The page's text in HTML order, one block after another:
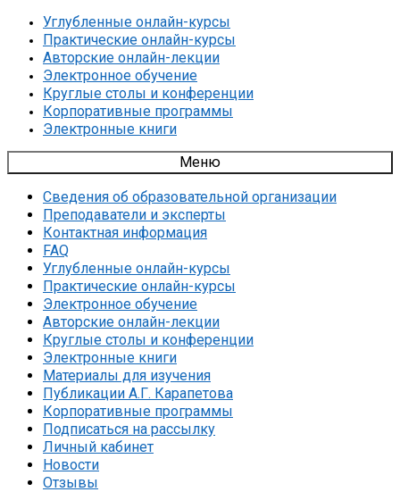
Углубленные онлайн-курсы
Практические онлайн-курсы
Авторские онлайн-лекции
Электронное обучение
Круглые столы и конференции
Корпоративные программы
Электронные книги
Меню
Сведения об образовательной организации
Преподаватели и эксперты
Контактная информация
FAQ
Углубленные онлайн-курсы
Практические онлайн-курсы
Электронное обучение
Авторские онлайн-лекции
Круглые столы и конференции
Электронные книги
Материалы для изучения
Публикации А.Г. Карапетова
Корпоративные программы
Подписаться на рассылку
Личный кабинет
Новости
Отзывы